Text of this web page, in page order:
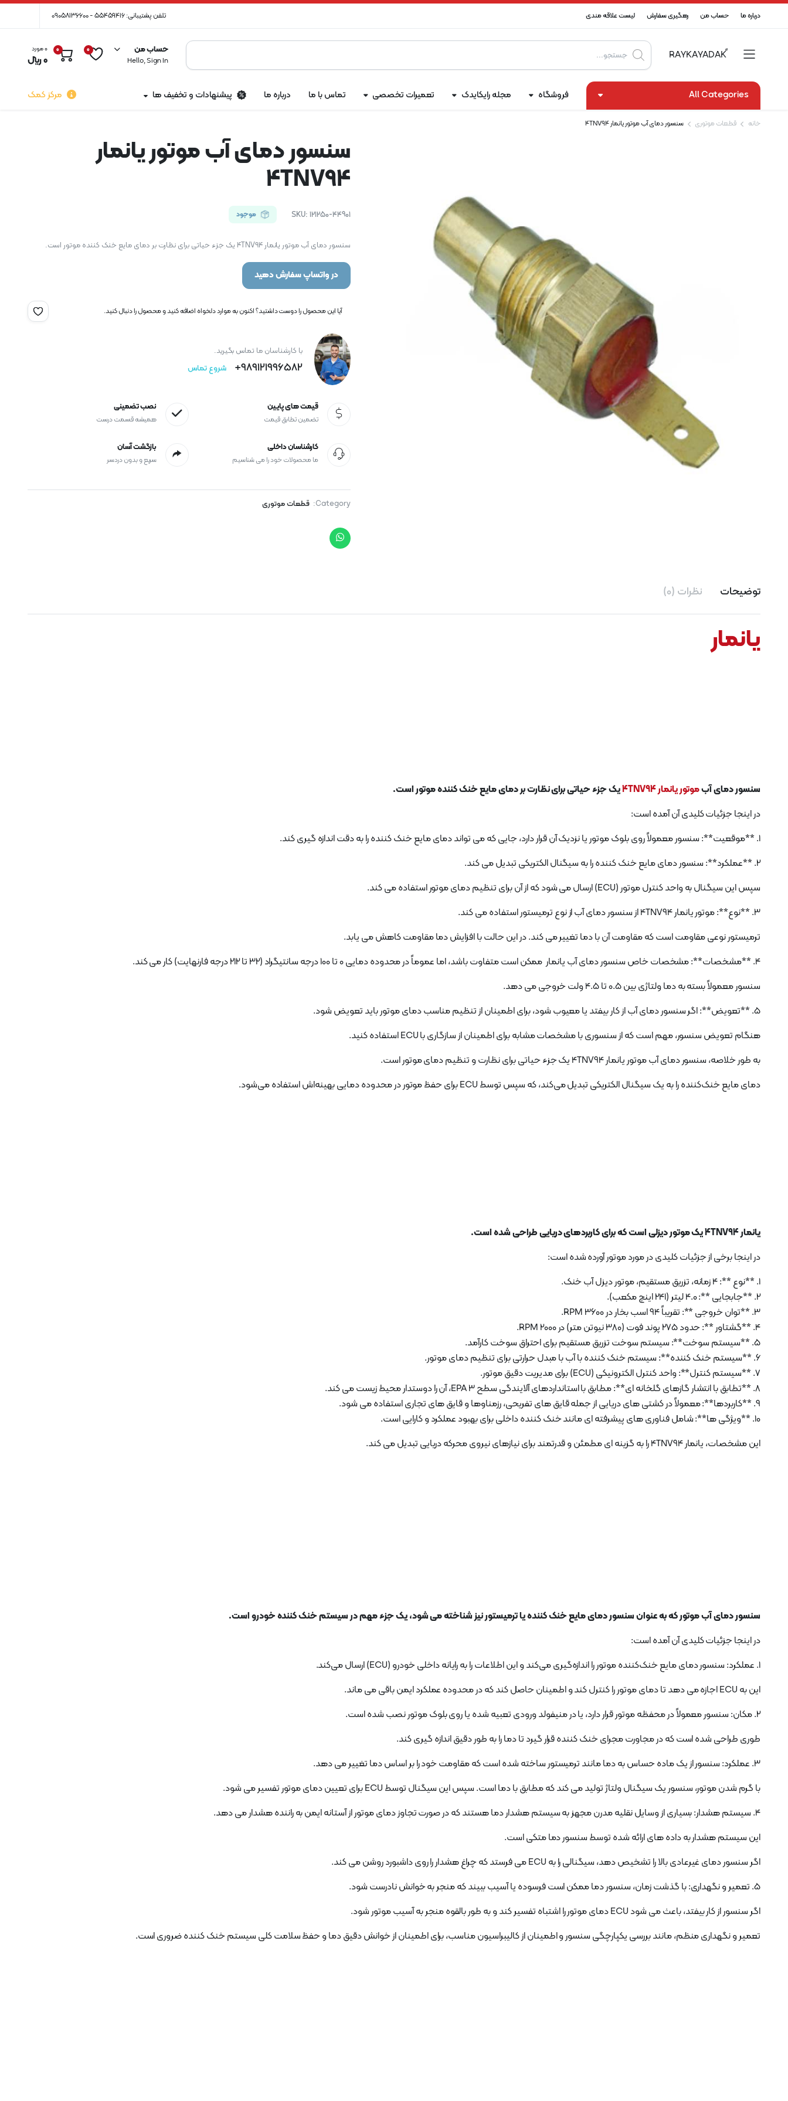
درباره ما حساب من رهگیری سفارش لیست علاقه مندی تلفن پشتیبانی: 55459416 - 09058136600
Products
search
حساب من
Hello, Sign In
0
0 0 مورد
0﷼
All Categories فروشگاه مجله رایکایدک تعمیرات تخصصی تماس با ما درباره ما پیشنهادات و تخفیف ها مرکز کمک
خانه قطعات موتوری سنسور دمای آب موتور یانمار 4TNV94
سنسور دمای آب موتور یانمار
4TNV94
SKU: 121250-44901 موجود
سنسور دمای آب موتور یانمار 4TNV94 یک جزء حیاتی برای نظارت بر دمای مایع خنک کننده موتور است.
در واتساپ سفارش دهید
آیا این محصول را دوست داشتید؟ اکنون به موارد دلخواه اضافه کنید و محصول را دنبال کنید.
با کارشناسان ما تماس بگیرید.
989121996582+ شروع تماس
قیمت های پایین
تضمین تطابق قیمت
نصب تضمینی
همیشه قسمت درست
کارشناسان داخلی
ما محصولات خود را می شناسیم
بازگشت آسان
سریع و بدون دردسر
Category: قطعات موتوری
توضیحات نظرات (0)
یانمار
سنسور دمای آبموتور یانمار 4TNV94
یک جزء حیاتی برای نظارت بر دمای مایع خنک کننده موتور است.
در اینجا جزئیات کلیدی آن آمده است:
1. **موقعیت**: سنسور معمولاً روی بلوک موتور یا نزدیک آن قرار دارد، جایی که می تواند دمای مایع خنک کننده را به دقت اندازه گیری کند.
2. **عملکرد**: سنسور دمای مایع خنک کننده را به سیگنال الکتریکی تبدیل می کند.
سپس این سیگنال به واحد کنترل موتور (ECU) ارسال می شود که از آن برای تنظیم دمای موتور استفاده می کند.
3. **نوع**: موتور یانمار 4TNV94 از سنسور دمای آب از نوع ترمیستور استفاده می کند.
ترمیستور نوعی مقاومت است که مقاومت آن با دما تغییر می کند. در این حالت با افزایش دما مقاومت کاهش می یابد.
4. **مشخصات**: مشخصات خاص سنسور دمای آب یانمار ممکن است متفاوت باشد، اما عموماً در محدوده دمایی 0 تا 100 درجه سانتیگراد (32 تا 212 درجه فارنهایت) کار می کند.
سنسور معمولاً بسته به دما ولتاژی بین 0.5 تا 4.5 ولت خروجی می دهد.
5. **تعویض**: اگر سنسور دمای آب از کار بیفتد یا معیوب شود، برای اطمینان از تنظیم مناسب دمای موتور باید تعویض شود.
هنگام تعویض سنسور، مهم است که از سنسوری با مشخصات مشابه برای اطمینان از سازگاری با ECU استفاده کنید.
به طور خلاصه، سنسور دمای آب موتور یانمار 4TNV94 یک جزء حیاتی برای نظارت و تنظیم دمای موتور است.
دمای مایع خنک‌کننده را به یک سیگنال الکتریکی تبدیل می‌کند، که سپس توسط ECU برای حفظ موتور در محدوده دمایی بهینه‌اش استفاده می‌شود.
یانمار 4TNV94 یک موتور دیزلی است که برای کاربردهای دریایی طراحی شده است.
در اینجا برخی از جزئیات کلیدی در مورد موتور آورده شده است:
1. **نوع **: 4 زمانه، تزریق مستقیم، موتور دیزل آب خنک.
2. **جابجایی **: 4.0 لیتر (241 اینچ مکعب).
3. **توان خروجی **: تقریباً 94 اسب بخار در 3600 RPM.
4. **گشتاور **: حدود 275 پوند فوت (380 نیوتن متر) در 2000 RPM.
5. **سیستم سوخت**: سیستم سوخت تزریق مستقیم برای احتراق سوخت کارآمد.
6. **سیستم خنک کننده**: سیستم خنک کننده با آب با مبدل حرارتی برای تنظیم دمای موتور.
7. **سیستم کنترل**: واحد کنترل الکترونیکی (ECU) برای مدیریت دقیق موتور.
8. **تطابق با انتشار گازهای گلخانه ای**: مطابق با استانداردهای آلایندگی سطح 3 EPA، آن را دوستدار محیط زیست می کند.
9. **کاربردها**: معمولاً در کشتی های دریایی از جمله قایق های تفریحی، رزمناوها و قایق های تجاری استفاده می شود.
10. **ویژگی ها**: شامل فناوری های پیشرفته ای مانند خنک کننده داخلی برای بهبود عملکرد و کارایی است.
این مشخصات، یانمار 4TNV94 را به گزینه ای مطمئن و قدرتمند برای نیازهای نیروی محرکه دریایی تبدیل می کند.
سنسور دمای آب موتور که به عنوان سنسور دمای مایع خنک کننده یا ترمیستور نیز شناخته می شود، یک جزء مهم در سیستم خنک کننده خودرو است.
در اینجا جزئیات کلیدی آن آمده است:
1. عملکرد: سنسور دمای مایع خنک‌کننده موتور را اندازه‌گیری می‌کند و این اطلاعات را به رایانه داخلی خودرو (ECU) ارسال می‌کند.
این به ECU اجازه می دهد تا دمای موتور را کنترل کند و اطمینان حاصل کند که در محدوده عملکرد ایمن باقی می ماند.
2. مکان: سنسور معمولاً در محفظه موتور قرار دارد، یا در منیفولد ورودی تعبیه شده یا روی بلوک موتور نصب شده است.
طوری طراحی شده است که در مجاورت مجرای خنک کننده قرار گیرد تا دما را به طور دقیق اندازه گیری کند.
3. عملکرد: سنسور از یک ماده حساس به دما مانند ترمیستور ساخته شده است که مقاومت خود را بر اساس دما تغییر می دهد.
با گرم شدن موتور، سنسور یک سیگنال ولتاژ تولید می کند که مطابق با دما است. سپس این سیگنال توسط ECU برای تعیین دمای موتور تفسیر می شود.
4. سیستم هشدار: بسیاری از وسایل نقلیه مدرن مجهز به سیستم هشدار دما هستند که در صورت تجاوز دمای موتور از آستانه ایمن به راننده هشدار می دهد.
این سیستم هشدار به داده های ارائه شده توسط سنسور دما متکی است.
اگر سنسور دمای غیرعادی بالا را تشخیص دهد، سیگنالی را به ECU می فرستد که چراغ هشدار را روی داشبورد روشن می کند.
5. تعمیر و نگهداری: با گذشت زمان، سنسور دما ممکن است فرسوده یا آسیب ببیند که منجر به خوانش نادرست شود.
اگر سنسور از کار بیفتد، باعث می شود ECU دمای موتور را اشتباه تفسیر کند و به طور بالقوه منجر به آسیب موتور شود.
تعمیر و نگهداری منظم، مانند بررسی یکپارچگی سنسور و اطمینان از کالیبراسیون مناسب، برای اطمینان از خوانش دقیق دما و حفظ سلامت کلی سیستم خنک کننده ضروری است.